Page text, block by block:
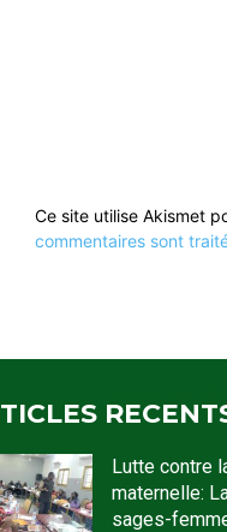
Ce site utilise Akismet
commentaires sont
Lutte contre
maternelle:
sages-